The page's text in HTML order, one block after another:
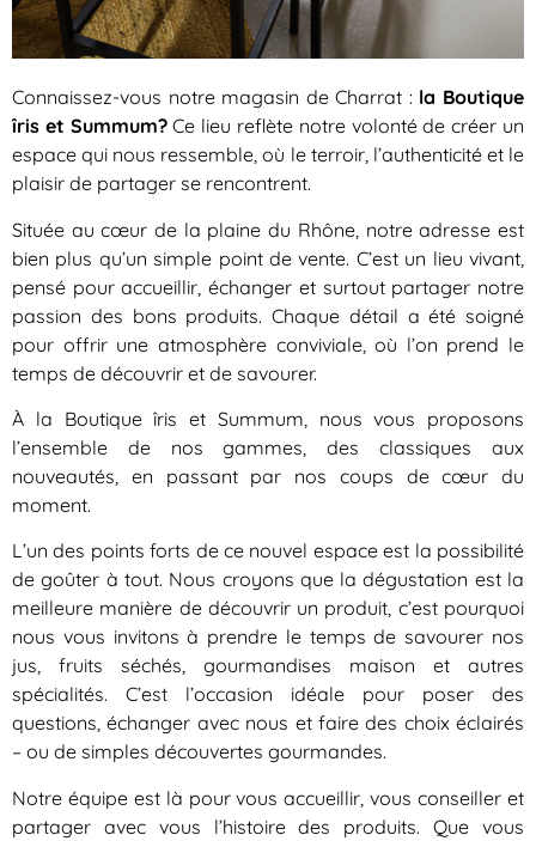
Connaissez-vous notre magasin de Charrat : la Boutique
îris et Summum?Ce lieu reflète notre volonté de créer un
espace qui nous ressemble, où le terroir, l’authenticité et le
plaisir de partager se rencontrent.
Située au cœur de la plaine du Rhône, notre adresse est
bien plus qu’un simple point de vente. C’est un lieu vivant,
pensé pour accueillir, échanger et surtout partager notre
passion des bons produits. Chaque détail a été soigné
pour offrir une atmosphère conviviale, où l’on prend le
temps de découvrir et de savourer.
À la Boutique îris et Summum, nous vous proposons
l’ensemble de nos gammes, des classiques aux
nouveautés, en passant par nos coups de cœur du
moment.
L’un des points forts de ce nouvel espace est la possibilité
de goûter à tout. Nous croyons que la dégustation est la
meilleure manière de découvrir un produit, c’est pourquoi
nous vous invitons à prendre le temps de savourer nos
jus, fruits séchés, gourmandises maison et autres
spécialités. C’est l’occasion idéale pour poser des
questions, échanger avec nous et faire des choix éclairés
– ou de simples découvertes gourmandes.
Notre équipe est là pour vous accueillir, vous conseiller et
partager avec vous l’histoire des produits. Que vous